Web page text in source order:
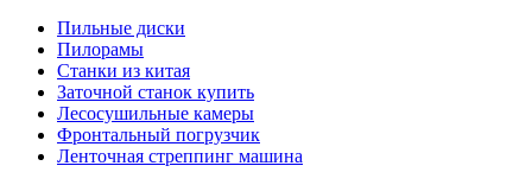
Пильные диски
Пилорамы
Станки из китая
Заточной станок купить
Лесосушильные камеры
Фронтальный погрузчик
Ленточная стреппинг машина